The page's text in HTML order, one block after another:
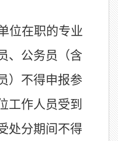
位在职的专业
、公务员 （含
） 不得申报参
工作人员受到
处分期间不得